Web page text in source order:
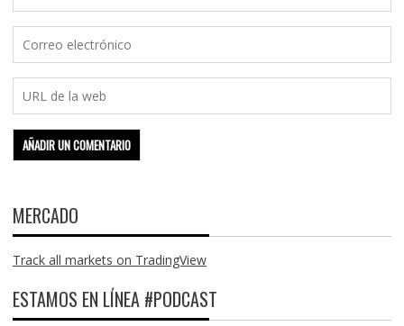
MERCADO
Track all markets on TradingView
ESTAMOS EN LÍNEA #PODCAST